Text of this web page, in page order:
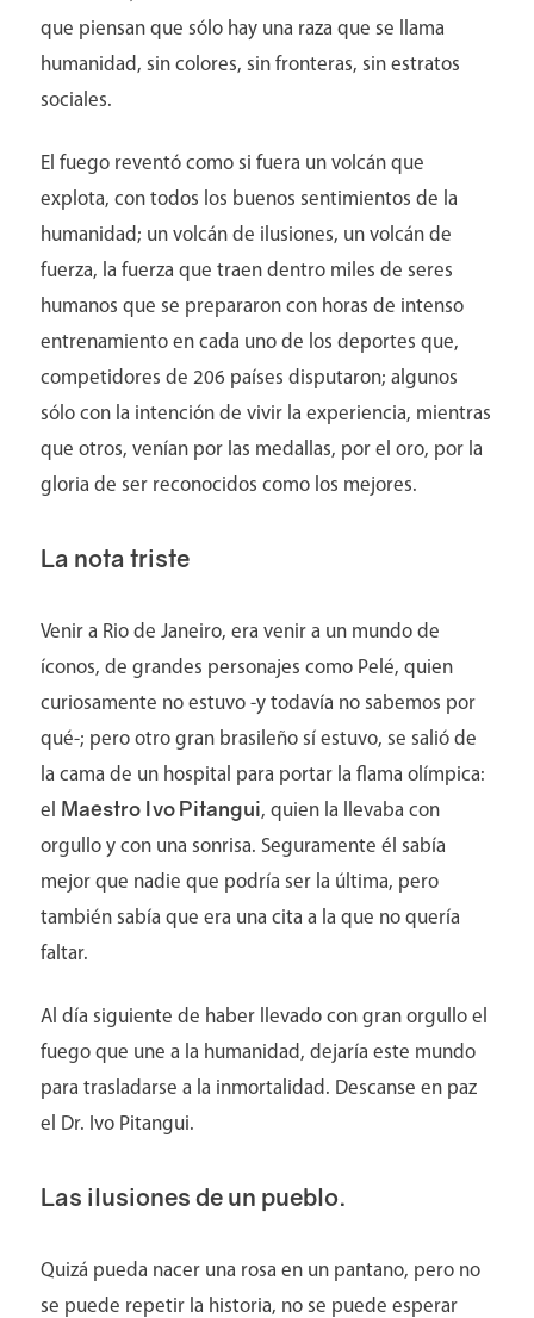
Pacientes
que piensan que sólo hay una raza que se llama
humanidad, sin colores, sin fronteras, sin estratos
sociales.
El fuego reventó como si fuera un volcán que
explota, con todos los buenos sentimientos de la
humanidad; un volcán de ilusiones, un volcán de
fuerza, la fuerza que traen dentro miles de seres
humanos que se prepararon con horas de intenso
entrenamiento en cada uno de los deportes que,
competidores de 206 países disputaron; algunos
sólo con la intención de vivir la experiencia, mientras
que otros, venían por las medallas, por el oro, por la
gloria de ser reconocidos como los mejores.
La nota triste
Venir a Rio de Janeiro, era venir a un mundo de
íconos, de grandes personajes como Pelé, quien
curiosamente no estuvo -y todavía no sabemos por
qué-; pero otro gran brasileño sí estuvo, se salió de
la cama de un hospital para portar la flama olímpica:
el Maestro Ivo Pitangui, quien la llevaba con
orgullo y con una sonrisa. Seguramente él sabía
mejor que nadie que podría ser la última, pero
también sabía que era una cita a la que no quería
faltar.
Al día siguiente de haber llevado con gran orgullo el
fuego que une a la humanidad, dejaría este mundo
para trasladarse a la inmortalidad. Descanse en paz
el Dr. Ivo Pitangui.
Las ilusiones de un pueblo.
Quizá pueda nacer una rosa en un pantano, pero no
se puede repetir la historia, no se puede esperar